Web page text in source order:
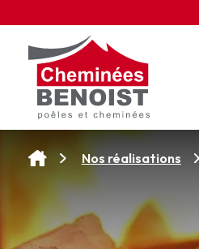
Nos réalisations